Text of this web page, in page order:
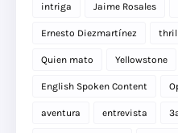
intriga Jaime Rosales
Ernesto Diezmartínez
Quien mato Yellowstone
English Spoken Content
aventura entrevista